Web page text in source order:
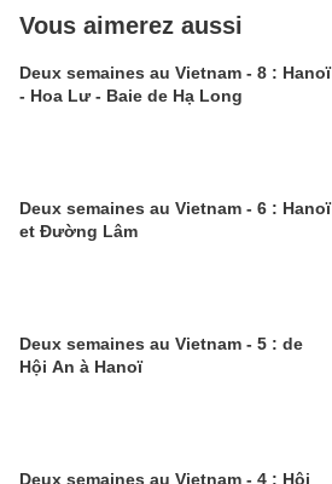
Vous aimerez aussi
Deux semaines au Vietnam - 8 : Hanoï
- Hoa Lư - Baie de Hạ Long
Deux semaines au Vietnam - 6 : Hanoï
et Đường Lâm
Deux semaines au Vietnam - 5 : de
Hội An à Hanoï
Deux semaines au Vietnam - 4 : Hội